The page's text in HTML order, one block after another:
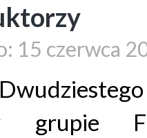
15 czerwca
grupie